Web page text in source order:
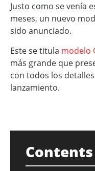
Justo como se venía
meses, un nuevo
sido anunciado.
Este se titula modelo
más grande que
con todos los
lanzamiento.
Contents